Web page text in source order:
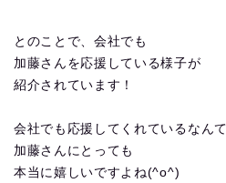
とのことで、会社でも
加藤さんを応援している様子が
紹介されています！
会社でも応援してくれているなんて
加藤さんにとっても
本当に嬉しいですよね(^o^)